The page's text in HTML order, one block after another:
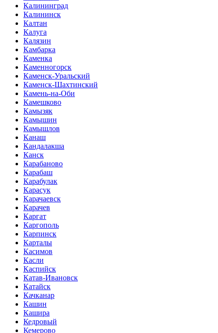
Калининград
Калининск
Калтан
Калуга
Калязин
Камбарка
Каменка
Каменногорск
Каменск-Уральский
Каменск-Шахтинский
Камень-на-Оби
Камешково
Камызяк
Камышин
Камышлов
Канаш
Кандалакша
Канск
Карабаново
Карабаш
Карабулак
Карасук
Карачаевск
Карачев
Каргат
Каргополь
Карпинск
Карталы
Касимов
Касли
Каспийск
Катав-Ивановск
Катайск
Качканар
Кашин
Кашира
Кедровый
Кемерово